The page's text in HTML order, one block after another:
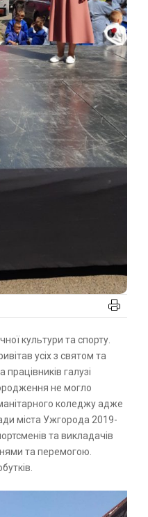
усіх з святом та
галузі
не могло
коледжу адже
міста Ужгорода 2019-
та викладачів
та перемогою.